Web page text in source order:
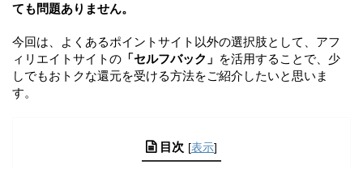
ても問題ありません。
今回は、よくあるポイントサイト以外の選択肢として、アフ
ィリエイトサイトの 「セルフバック」 を活用することで、少
しでもおトクな還元を受ける方法をご紹介したいと思いま
す。
目次 [表示]